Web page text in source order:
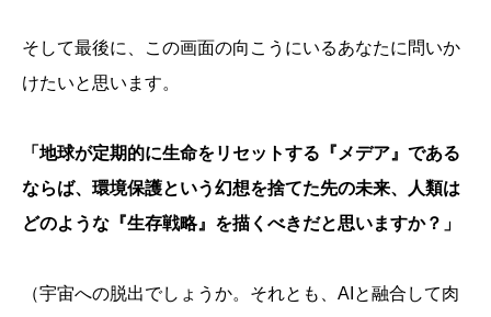
そして最後に、この画面の向こうにいるあなたに問いか
けたいと思います。
「地球が定期的に生命をリセットする『メデア』である
ならば、環境保護という幻想を捨てた先の未来、人類は
どのような『生存戦略』を描くべきだと思いますか？」
（宇宙への脱出でしょうか。それとも、AIと融合して肉